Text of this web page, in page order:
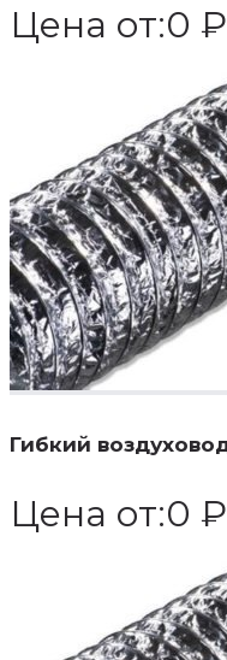
Цена от:0 ₽
Гибкий
Цена от:0 ₽